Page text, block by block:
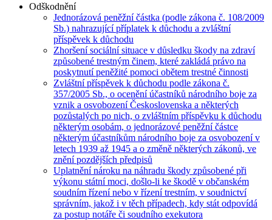
Odškodnění
Jednorázová peněžní částka (podle zákona č. 108/2009
Sb.) nahrazující příplatek k důchodu a zvláštní
příspěvek k důchodu
Zhoršení sociální situace v důsledku škody na zdraví
způsobené trestným činem, které zakládá právo na
poskytnutí peněžité pomoci obětem trestné činnosti
Zvláštní příspěvek k důchodu podle zákona č.
357/2005 Sb., o ocenění účastníků národního boje za
vznik a osvobození Československa a některých
pozůstalých po nich, o zvláštním příspěvku k důchodu
některým osobám, o jednorázové peněžní částce
některým účastníkům národního boje za osvobození v
letech 1939 až 1945 a o změně některých zákonů, ve
znění pozdějších předpisů
Uplatnění nároku na náhradu škody způsobené při
výkonu státní moci, došlo-li ke škodě v občanském
soudním řízení nebo v řízení trestním, v soudnictví
správním, jakož i v těch případech, kdy stát odpovídá
za postup notáře či soudního exekutora